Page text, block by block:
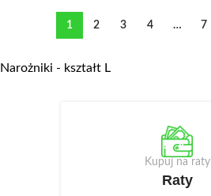
1 2 3 4 … 7
Narożniki - kształt L
Kupuj na raty
Raty